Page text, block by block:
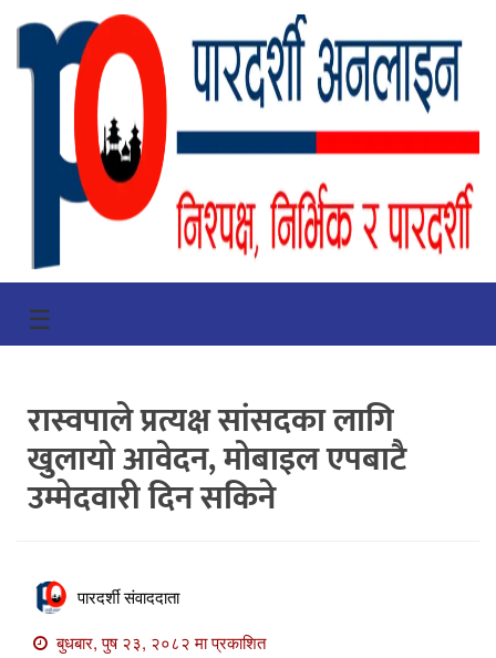
गृहपृष्ठ
भिडियो
प्रमुख
खबर
समाचार
माडी
☰
रास्वपाले प्रत्यक्ष सांसदका लागि
खुलायो आवेदन, मोबाइल एपबाटै
उम्मेदवारी दिन सकिने
पारदर्शी संवाददाता
बुधबार, पुष २३, २०८२ मा प्रकाशित